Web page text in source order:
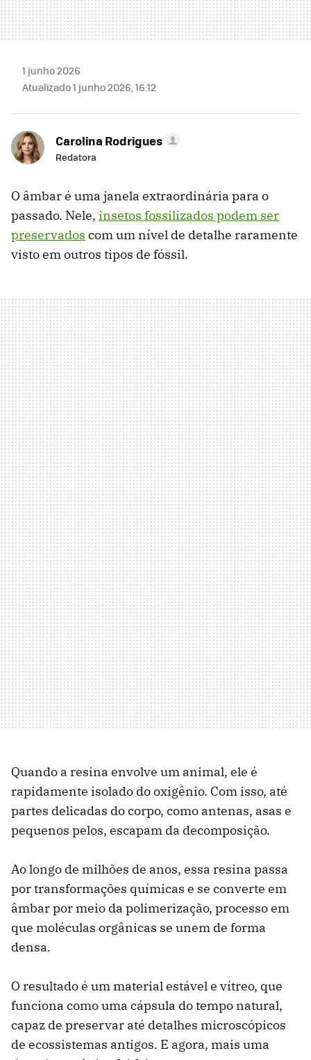
1 junho 2026
Atualizado 1 junho 2026, 16:12
Carolina Rodrigues
Redatora
O âmbar é uma janela extraordinária para o
passado. Nele, insetos fossilizados podem ser
preservados com um nível de detalhe raramente
visto em outros tipos de fóssil.
Quando a resina envolve um animal, ele é
rapidamente isolado do oxigênio. Com isso, até
partes delicadas do corpo, como antenas, asas e
pequenos pelos, escapam da decomposição.
Ao longo de milhões de anos, essa resina passa
por transformações químicas e se converte em
âmbar por meio da polimerização, processo em
que moléculas orgânicas se unem de forma
densa.
O resultado é um material estável e vítreo, que
funciona como uma cápsula do tempo natural,
capaz de preservar até detalhes microscópicos
de ecossistemas antigos. E agora, mais uma